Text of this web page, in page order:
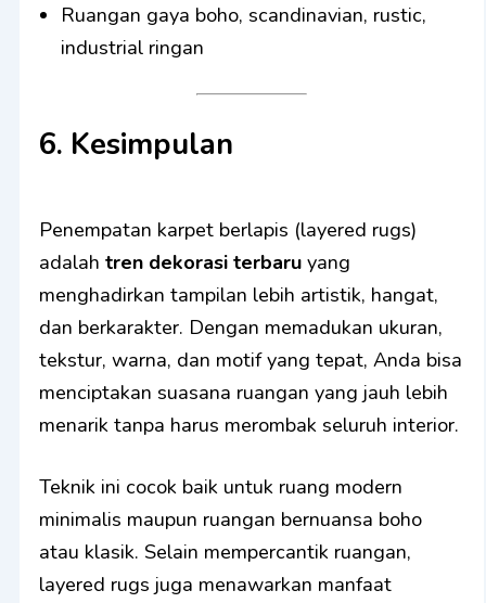
Ruangan gaya boho, scandinavian, rustic,
industrial ringan
6. Kesimpulan
Penempatan karpet berlapis (layered rugs)
adalahtren dekorasi terbaru yang
menghadirkan tampilan lebih artistik, hangat,
dan berkarakter. Dengan memadukan ukuran,
tekstur, warna, dan motif yang tepat, Anda bisa
menciptakan suasana ruangan yang jauh lebih
menarik tanpa harus merombak seluruh interior.
Teknik ini cocok baik untuk ruang modern
minimalis maupun ruangan bernuansa boho
atau klasik. Selain mempercantik ruangan,
layered rugs juga menawarkan manfaat